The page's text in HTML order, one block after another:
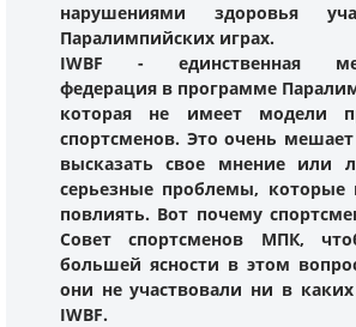
нарушениями здоровья
Паралимпийских играх.
IWBF - единственная
федерация в программе
которая не имеет модели
спортсменов. Это очень
высказать свое мнение или
серьезные проблемы, которые
повлиять. Вот почему
Совет спортсменов МПК,
большей ясности в этом
они не участвовали ни в каких
IWBF.